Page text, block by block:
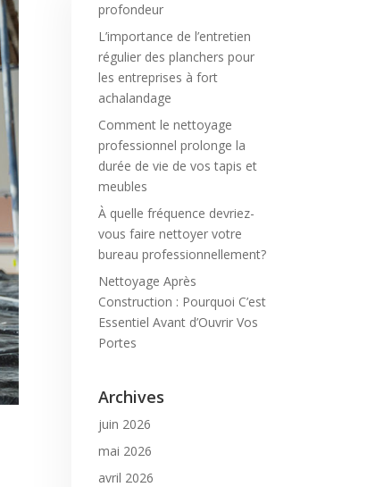
profondeur
L’importance de l’entretien
régulier des planchers pour
les entreprises à fort
achalandage
Comment le nettoyage
professionnel prolonge la
durée de vie de vos tapis et
meubles
À quelle fréquence devriez-
vous faire nettoyer votre
bureau professionnellement?
Nettoyage Après
Construction : Pourquoi C’est
Essentiel Avant d’Ouvrir Vos
Portes
Archives
juin 2026
mai 2026
avril 2026